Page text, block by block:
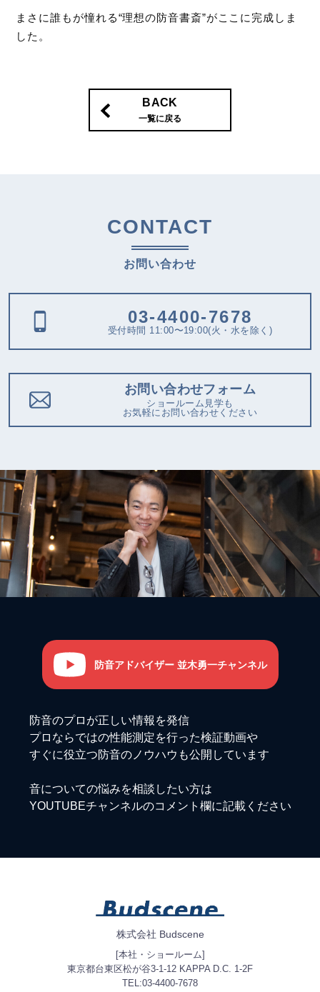
まさに誰もが憧れる“理想の防音書斎”がここに完成しま
した。
BACK
一覧に戻る
CONTACT
お問い合わせ
03-4400-7678
受付時間 11:00〜19:00(火・水を除く)
お問い合わせフォーム
ショールーム見学も
お気軽にお問い合わせください
防音アドバイザー 並木勇一チャンネル
防音のプロが正しい情報を発信
プロならではの性能測定を行った検証動画や
すぐに役立つ防音のノウハウも公開しています
音についての悩みを相談したい方は
YOUTUBEチャンネルのコメント欄に記載ください
株式会社 Budscene
[本社・ショールーム]
東京都台東区松が谷3-1-12 KAPPA D.C. 1-2F
TEL:03-4400-7678